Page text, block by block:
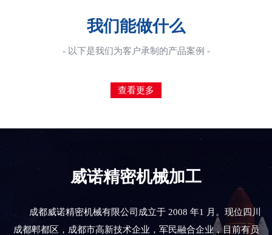
我们能做什么
- 以下是我们为客户承制的产品案例 -
查看更多
威诺精密机械加工
成都威诺精密机械有限公司成立于 2008 年1 月。现位四川
成都郫都区，成都市高新技术企业，军民融合企业，目前有员